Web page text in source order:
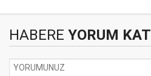
HABERE YORUM KAT